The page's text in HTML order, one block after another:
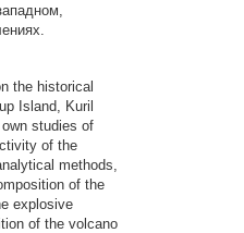
the historical
Island, Kuril
studies of
of the
methods,
of the
explosive
of the volcano